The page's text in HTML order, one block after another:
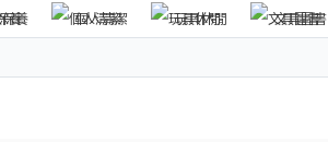
養 個人清潔 玩具休閒 文具圖書